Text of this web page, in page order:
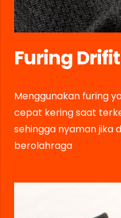
Furing Drifit
Menggunakan furing
cepat kering saat
sehingga nyaman jika
berolahraga